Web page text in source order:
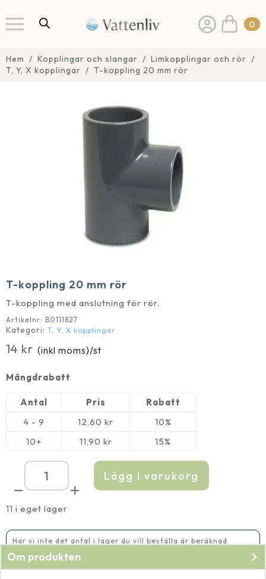
0
Hem Kopplingar och slangar
Limkopplingar och rör
T, Y, X kopplingar
T-koppling 20 mm rör
T-koppling 20 mm rör
T-koppling med anslutning för rör.
Artikelnr: B0111827
Kategori: T, Y, X kopplingar
14 kr (inkl moms)/st
Mängdrabatt
Antal Pris
Rabatt
4 - 9
12,60 kr
10%
10+
11,90 kr 15%
11 i eget lager
T-
koppling
mm
rör
Lägg i varukorg
Har vi inte det antal i lager du vill beställa är beräknad
Om produkten